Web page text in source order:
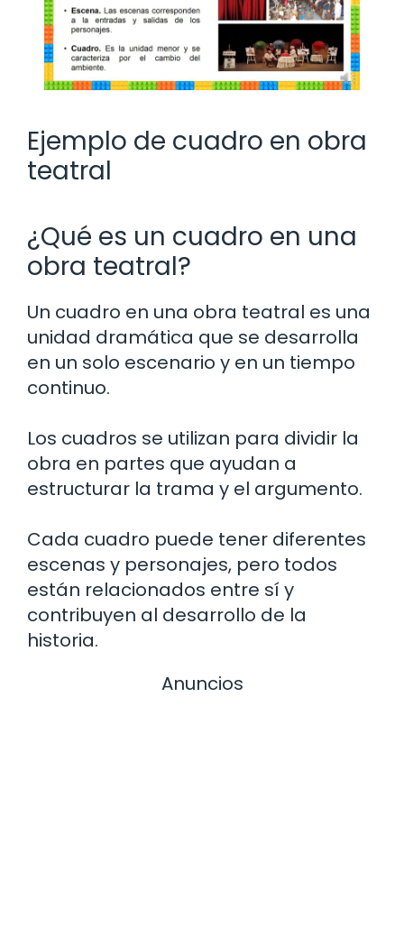
Ejemplo de cuadro en obra
teatral
¿Qué es un cuadro en una
obra teatral?
Un cuadro en una obra teatral es una
unidad dramática que se desarrolla
en un solo escenario y en un tiempo
continuo.
Los cuadros se utilizan para dividir la
obra en partes que ayudan a
estructurar la trama y el argumento.
Cada cuadro puede tener diferentes
escenas y personajes, pero todos
están relacionados entre sí y
contribuyen al desarrollo de la
historia.
Anuncios